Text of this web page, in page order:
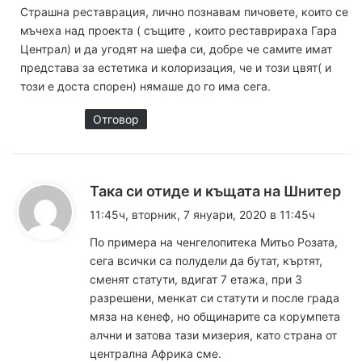
а
:
Страшна реставрация, лично познавам пичовете, които се
мъчеха над проекта ( същите , които реставрираха Гара
Централ) и да угодят на шефа си, добре че самите имат
представа за естетика и колоризация, че и този цвят( и
този е доста спорен) нямаше до го има сега.
Отговор
Така си отиде и къщата на Шнитер
11:45ч, вторник, 7 януари, 2020 в 11:45ч
По примера на ченгелопитека Митьо Розата,
сега всички са полудели да бутат, къртят,
сменят статути, вдигат 7 етажа, при 3
разрешени, менкат си статути и после града
мяза на кенеф, но общинарите са корумпета
алчни и затова тази мизерия, като страна от
централна Африка сме.